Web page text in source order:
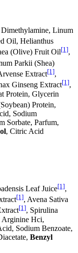
Linum
Oil, Helianthus
(Olive) Fruit Oil[1],
Parkii (Shea)
Extract[1],
Ginseng Extract[1],
Protein, Glycerin
Protein,
Sodium
Sorbate, Parfum,
, Citric Acid
Leaf Juice[1],
[1], Avena Sativa
[1], Spirulina
Arginine Hci,
Sodium Benzoate,
Benzyl